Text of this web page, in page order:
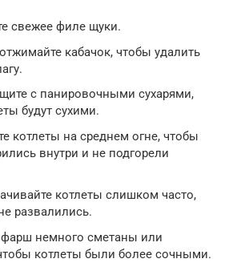
свежее филе щуки.
кабачок, чтобы удалить
с панировочными сухарями,
будут сухими.
котлеты на среднем огне, чтобы
внутри и не подгорели
котлеты слишком часто,
развалились.
фарш немного сметаны или
котлеты были более сочными.